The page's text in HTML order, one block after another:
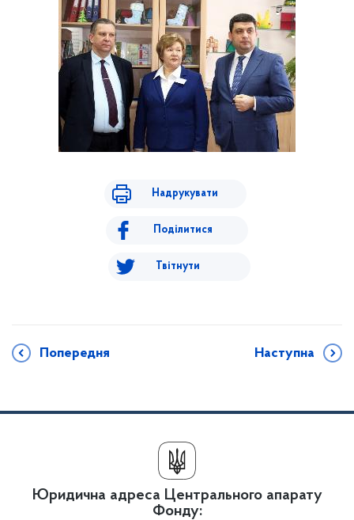
Надрукувати
Поділитися
Твітнути
Попередня Наступна
Юридична адреса Центрального апарату
Фонду: